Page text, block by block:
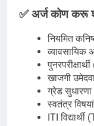
✅ अर्ज कोण करू
नियमित
व्यावसायिक
खाजगी
ग्रेड सुधारणा
स्वतंत्र
ITI